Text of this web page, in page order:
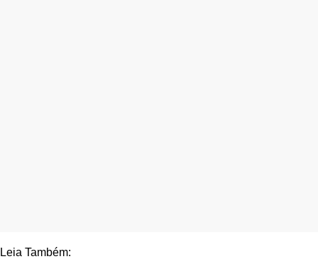
Leia Também: